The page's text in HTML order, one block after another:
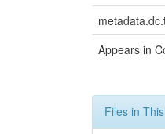
Appears in
Files in